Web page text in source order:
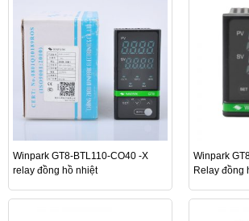
Winpark GT8-BTL110-CO40 -X
relay đồng hồ nhiệt
Winpark
Relay đồng